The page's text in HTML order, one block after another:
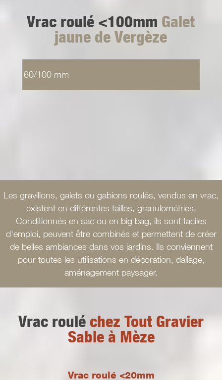
Vrac roulé <100mm Galet
jaune de Vergèze
60/100 mm
Les gravillons, galets ou gabions roulés, vendus en vrac,
existent en différentes tailles, granulométries.
Conditionnés en sac ou en big bag, ils sont faciles
d'emploi, peuvent être combinés et permettent de créer
de belles ambiances dans vos jardins. Ils conviennent
pour toutes les utilisations en décoration, dallage,
aménagement paysager.
Vrac roulé chez Tout Gravier
Sable à Mèze
Vrac roulé <20mm